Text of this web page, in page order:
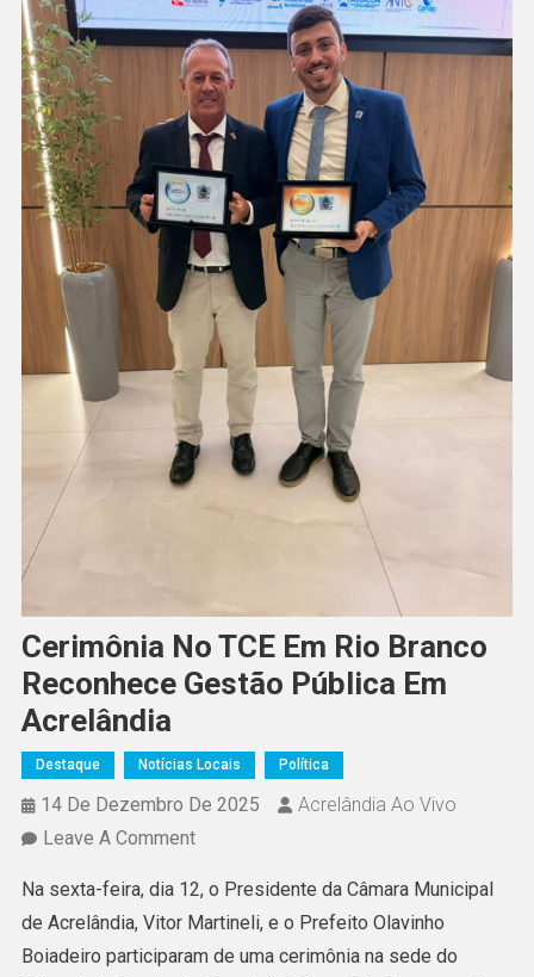
Cerimônia No TCE Em Rio Branco
Reconhece Gestão Pública Em
Acrelândia
Destaque Notícias Locais Política
14 De Dezembro De 2025
Acrelândia Ao Vivo
Leave A CommentOn
No
Na sexta-feira, dia 12, o Presidente da Câmara Municipal
de Acrelândia, Vitor Martineli, e o Prefeito Olavinho
Boiadeiro participaram de uma cerimônia na sede do